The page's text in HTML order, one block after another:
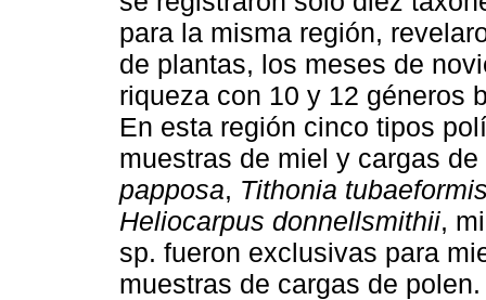
para la misma región,
de plantas, los meses de
riqueza con 10 y 12 géneros
En esta región cinco tipos
muestras de miel y cargas
papposa, Tithonia
Heliocarpus donnellsmithii,
sp. fueron exclusivas para
muestras de cargas de polen.